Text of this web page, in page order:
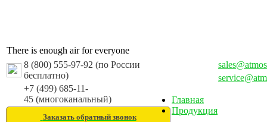
There is enough air for everyone
8 (800) 555-97-92 (по России
бесплатно)
+7 (499) 685-11-
45 (многоканальный)
Заказать обратный звонок
Главная
Продукция